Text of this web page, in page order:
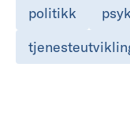
politikk